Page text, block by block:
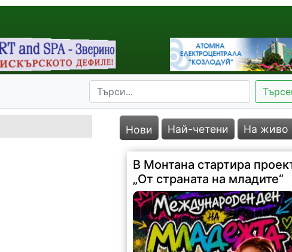
Нови Най-четени На живо
В Монтана стартира
„От страната на младите“